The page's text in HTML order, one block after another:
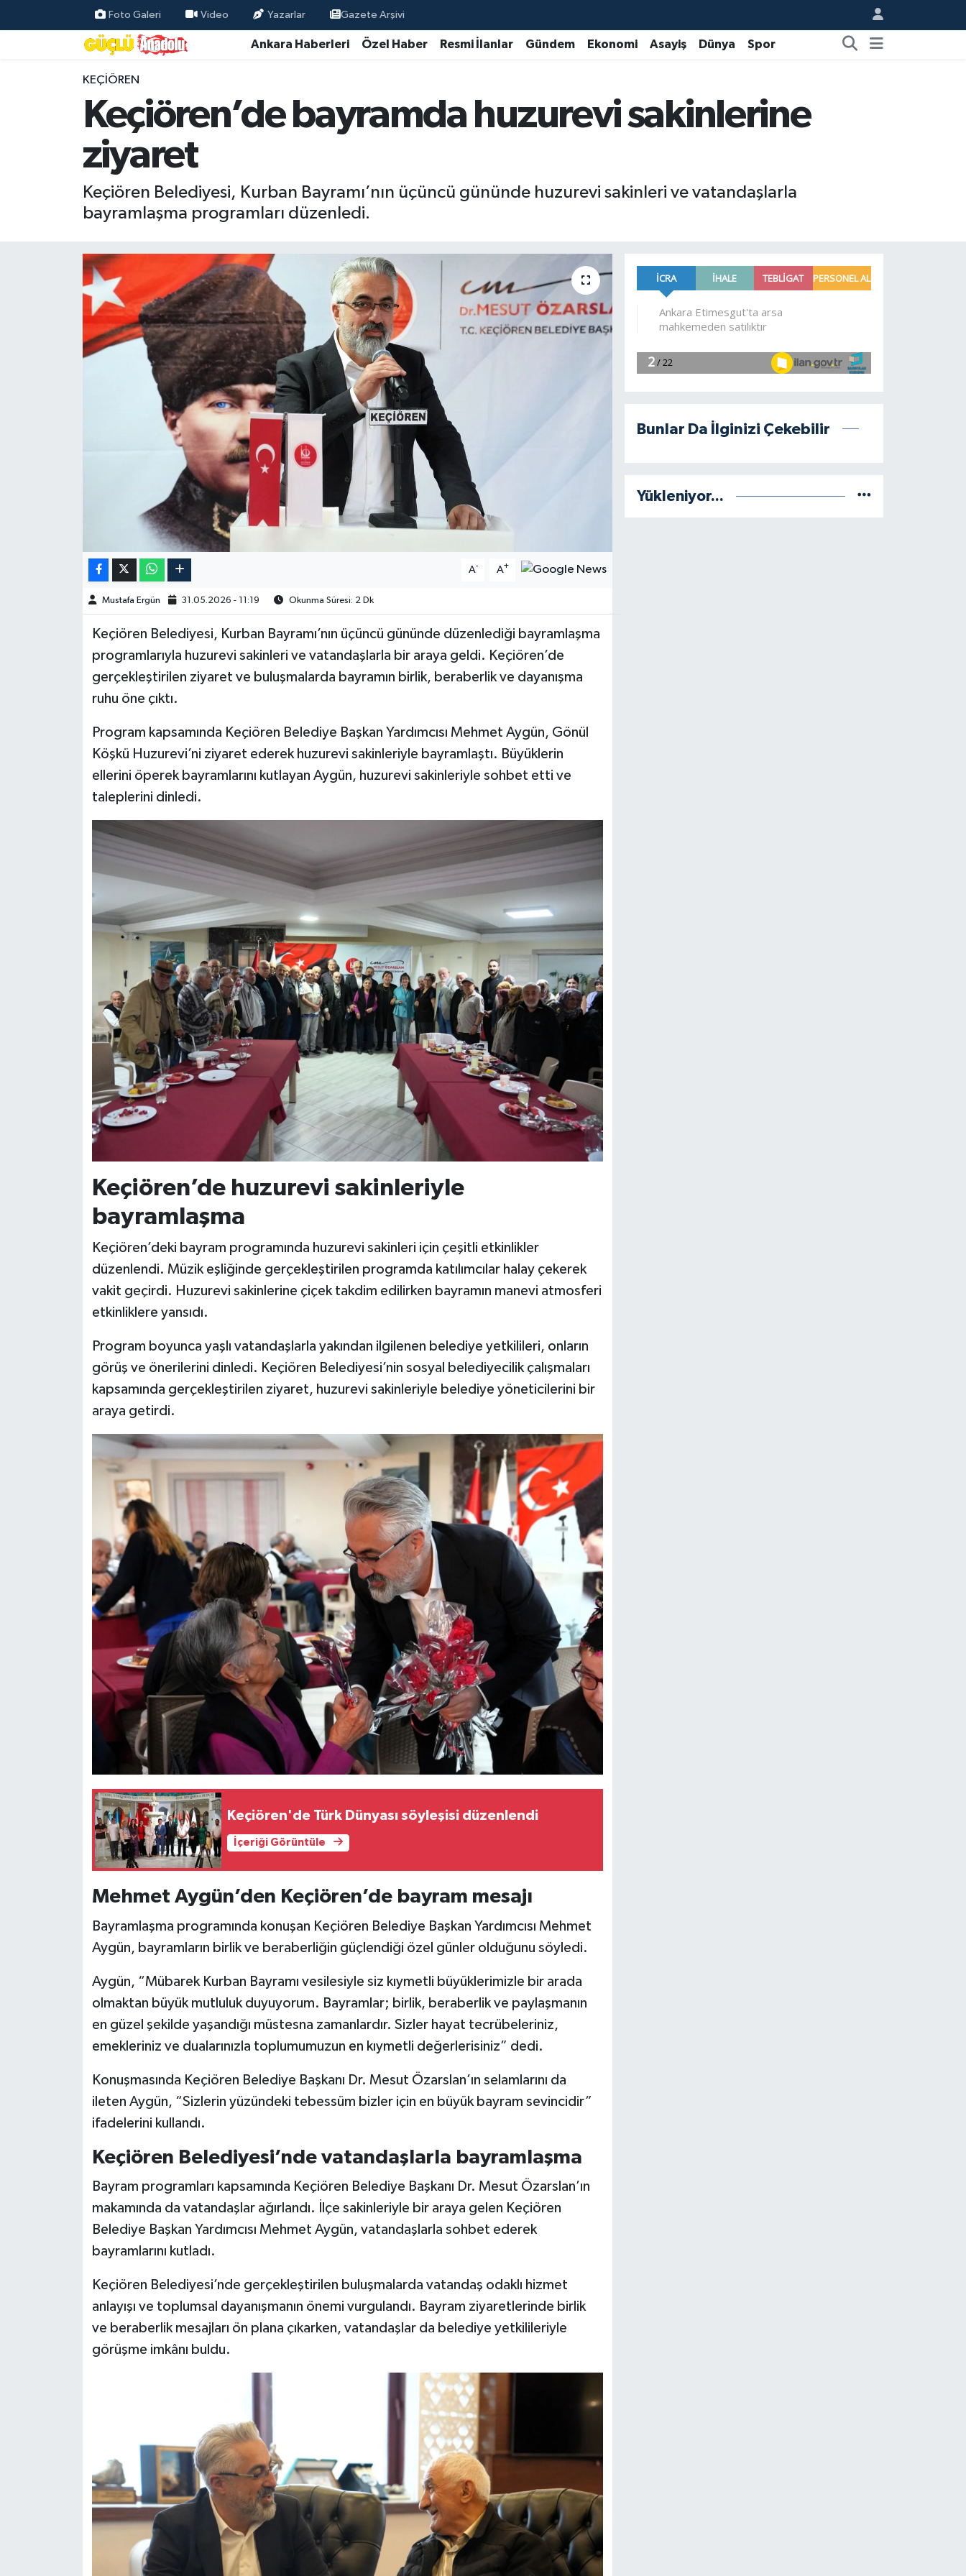
Foto Galeri Video Yazarlar Gazete Arşivi
Ankara Haberleri Özel Haber Resmi İlanlar Gündem Ekonomi Asayiş Dünya Spor
KEÇIÖREN
Keçiören’de bayramda huzurevi sakinlerine
ziyaret
Keçiören Belediyesi, Kurban Bayramı’nın üçüncü gününde huzurevi sakinleri ve vatandaşlarla
bayramlaşma programları düzenledi.
A- A+
Mustafa Ergün 31.05.2026 - 11:19 Okunma Süresi: 2 Dk
Keçiören Belediyesi, Kurban Bayramı’nın üçüncü gününde düzenlediği bayramlaşma
programlarıyla huzurevi sakinleri ve vatandaşlarla bir araya geldi. Keçiören’de
gerçekleştirilen ziyaret ve buluşmalarda bayramın birlik, beraberlik ve dayanışma
ruhu öne çıktı.
Program kapsamında Keçiören Belediye Başkan Yardımcısı Mehmet Aygün, Gönül
Köşkü Huzurevi’ni ziyaret ederek huzurevi sakinleriyle bayramlaştı. Büyüklerin
ellerini öperek bayramlarını kutlayan Aygün, huzurevi sakinleriyle sohbet etti ve
taleplerini dinledi.
Keçiören’de huzurevi sakinleriyle
bayramlaşma
Keçiören’deki bayram programında huzurevi sakinleri için çeşitli etkinlikler
düzenlendi. Müzik eşliğinde gerçekleştirilen programda katılımcılar halay çekerek
vakit geçirdi. Huzurevi sakinlerine çiçek takdim edilirken bayramın manevi atmosferi
etkinliklere yansıdı.
Program boyunca yaşlı vatandaşlarla yakından ilgilenen belediye yetkilileri, onların
görüş ve önerilerini dinledi. Keçiören Belediyesi’nin sosyal belediyecilik çalışmaları
kapsamında gerçekleştirilen ziyaret, huzurevi sakinleriyle belediye yöneticilerini bir
araya getirdi.
Keçiören'de Türk Dünyası söyleşisi düzenlendi
İçeriği Görüntüle
Mehmet Aygün’den Keçiören’de bayram mesajı
Bayramlaşma programında konuşan Keçiören Belediye Başkan Yardımcısı Mehmet
Aygün, bayramların birlik ve beraberliğin güçlendiği özel günler olduğunu söyledi.
Aygün, “Mübarek Kurban Bayramı vesilesiyle siz kıymetli büyüklerimizle bir arada
olmaktan büyük mutluluk duyuyorum. Bayramlar; birlik, beraberlik ve paylaşmanın
en güzel şekilde yaşandığı müstesna zamanlardır. Sizler hayat tecrübeleriniz,
emekleriniz ve dualarınızla toplumumuzun en kıymetli değerlerisiniz” dedi.
Konuşmasında Keçiören Belediye Başkanı Dr. Mesut Özarslan’ın selamlarını da
ileten Aygün, “Sizlerin yüzündeki tebessüm bizler için en büyük bayram sevincidir”
ifadelerini kullandı.
Keçiören Belediyesi’nde vatandaşlarla bayramlaşma
Bayram programları kapsamında Keçiören Belediye Başkanı Dr. Mesut Özarslan’ın
makamında da vatandaşlar ağırlandı. İlçe sakinleriyle bir araya gelen Keçiören
Belediye Başkan Yardımcısı Mehmet Aygün, vatandaşlarla sohbet ederek
bayramlarını kutladı.
Keçiören Belediyesi’nde gerçekleştirilen buluşmalarda vatandaş odaklı hizmet
anlayışı ve toplumsal dayanışmanın önemi vurgulandı. Bayram ziyaretlerinde birlik
ve beraberlik mesajları ön plana çıkarken, vatandaşlar da belediye yetkilileriyle
görüşme imkânı buldu.
Bunlar Da İlginizi Çekebilir
Yükleniyor...
Özel Haber
Resmi İlanlar
Ekonomi
Gündem
Kim kimdir?
Kültür Sanat
Televizyon